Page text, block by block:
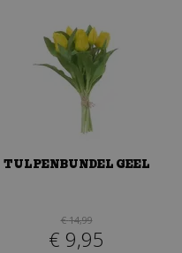
TULPENBUNDEL GEEL
€ 14,99
€ 9,95